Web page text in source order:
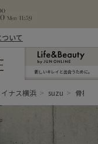
いて
新しいキレイと出合うために。
ナス横浜 suzu 骨格